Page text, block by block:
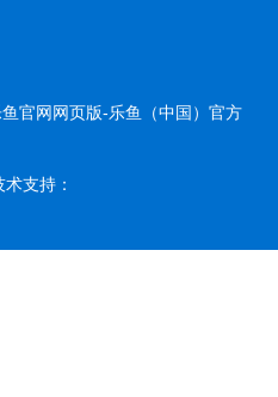
官网网页版-乐鱼（中国）官方
术支持：